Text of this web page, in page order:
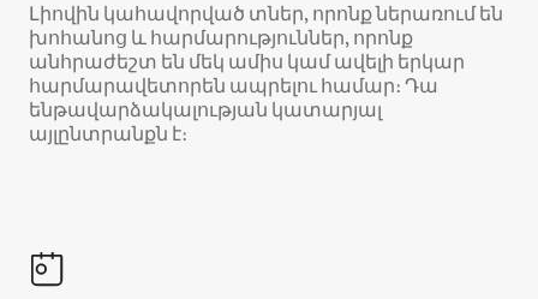
Լիովին կահավորված տներ, որոնք ներառում են
խոհանոց և հարմարություններ, որոնք
անհրաժեշտ են մեկ ամիս կամ ավելի երկար
հարմարավետորեն ապրելու համար։ Դա
ենթավարձակալության կատարյալ
այլընտրանքն է։